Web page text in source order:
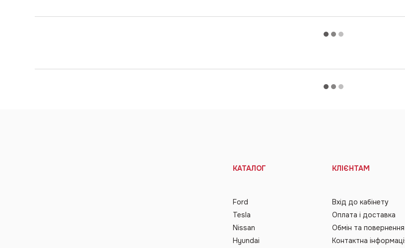
КАТАЛОГ
Ford
Tesla
Nissan
Hyundai
КЛІЄНТАМ
Вхід до кабінету
Оплата і доставка
Обмін та повернення
Контактна